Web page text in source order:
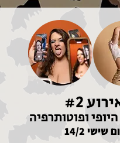
#2
ופוטותרפיה
שישי 14/2